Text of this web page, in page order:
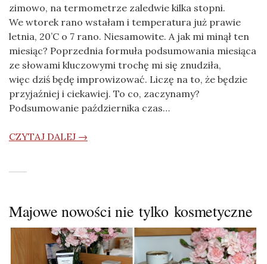
zimowo, na termometrze zaledwie kilka stopni.
We wtorek rano wstałam i temperatura już prawie
letnia, 20’C o 7 rano. Niesamowite. A jak mi minął ten
miesiąc? Poprzednia formuła podsumowania miesiąca
ze słowami kluczowymi trochę mi się znudziła,
więc dziś będę improwizować. Liczę na to, że będzie
przyjaźniej i ciekawiej. To co, zaczynamy?
Podsumowanie października czas…
CZYTAJ DALEJ →
Majowe nowości nie tylko kosmetyczne